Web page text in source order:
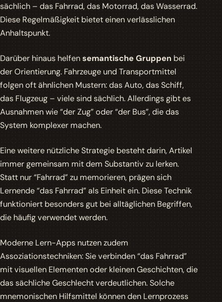
sächlich – das Fahrrad, das Motorrad, das Wasserrad.
Diese Regelmäßigkeit bietet einen verlässlichen
Anhaltspunkt.
Darüber hinaus helfensemantische Gruppenbei
der Orientierung. Fahrzeuge und Transportmittel
folgen oft ähnlichen Mustern: das Auto, das Schiff,
das Flugzeug – viele sind sächlich. Allerdings gibt es
Ausnahmen wie “der Zug” oder “der Bus”, die das
System komplexer machen.
Eine weitere nützliche Strategie besteht darin, Artikel
immer gemeinsam mit dem Substantiv zu lerken.
Statt nur “Fahrrad” zu memorieren, prägen sich
Lernende “das Fahrrad” als Einheit ein. Diese Technik
funktioniert besonders gut bei alltäglichen Begriffen,
die häufig verwendet werden.
Moderne Lern-Apps nutzen zudem
Assoziationstechniken: Sie verbinden “das Fahrrad”
mit visuellen Elementen oder kleinen Geschichten, die
das sächliche Geschlecht verdeutlichen. Solche
mnemonischen Hilfsmittel können den Lernprozess